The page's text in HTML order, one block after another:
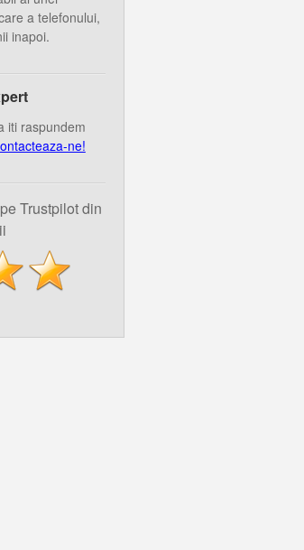
a telefonului,
inapoi.
iti raspundem
ne!
Trustpilot din